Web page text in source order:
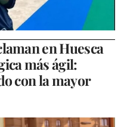
en Huesca
más ágil:
con la mayor